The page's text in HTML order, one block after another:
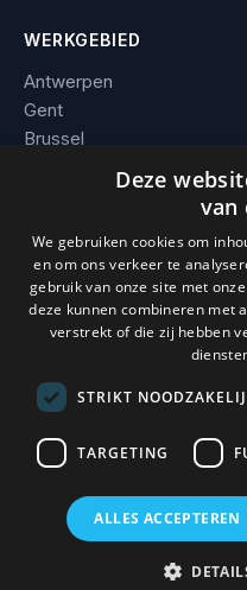
WERKGEBIED
Antwerpen
Gent
Brussel
BEDRIJF
Contact
Werkgebied
© 2026 Slotenmaker Mathias.
296 · Erkend en verzekerd
0493 / 08 93 59
24/7, direct ter plaatse
Deze
van
We gebruiken cookies om
en om ons verkeer te
gebruik van onze site met
deze kunnen combineren met
verstrekt of die zij hebben
STRIKT
TARGETING
ALLES ACCEPTEREN